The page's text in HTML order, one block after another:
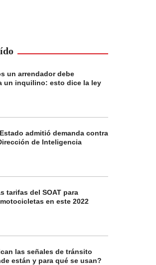
un arrendador debe
un inquilino: esto dice la ley
admitió demanda contra
de Inteligencia
tarifas del SOAT para
en este 2022
las señales de tránsito
están y para qué se usan?